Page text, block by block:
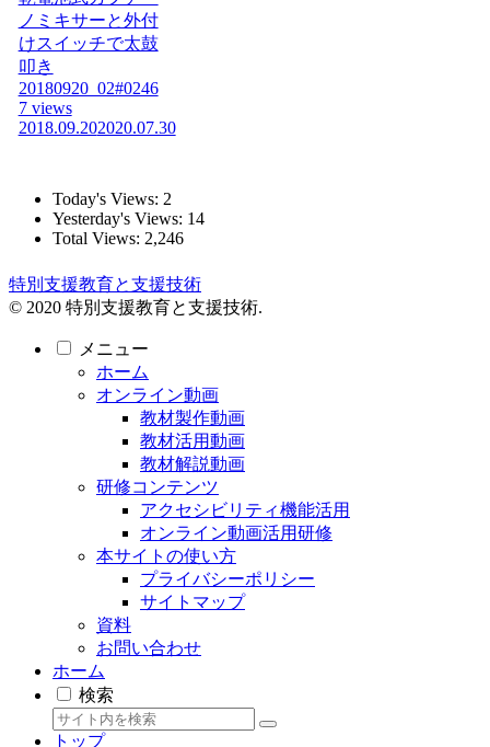
ノミキサーと外付
けスイッチで太鼓
叩き
20180920_02#0246
7 views
2018.09.202020.07.30
Today's Views: 2
Yesterday's Views: 14
Total Views: 2,246
特別支援教育と支援技術
© 2020 特別支援教育と支援技術.
メニュー
ホーム
オンライン動画
教材製作動画
教材活用動画
教材解説動画
研修コンテンツ
アクセシビリティ機能活用
オンライン動画活用研修
本サイトの使い方
プライバシーポリシー
サイトマップ
資料
お問い合わせ
ホーム
検索
トップ